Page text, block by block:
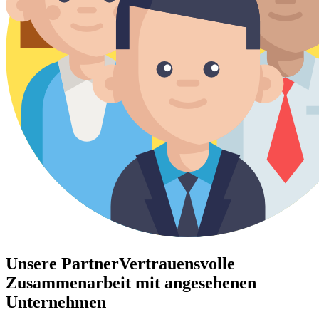
Unsere PartnerVertrauensvolle
Zusammenarbeit mit angesehenen
Unternehmen